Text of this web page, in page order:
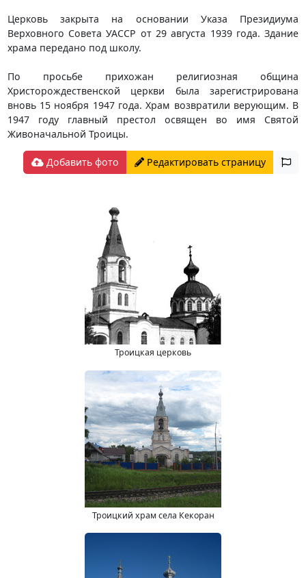
Церковь закрыта на основании Указа Президиума
Верховного Совета УАССР от 29 августа 1939 года. Здание
храма передано под школу.
По просьбе прихожан религиозная община
Христорождественской церкви была зарегистрирована
вновь 15 ноября 1947 года. Храм возвратили верующим. В
1947 году главный престол освящен во имя Святой
Живоначальной Троицы.
Добавить фото Редактировать страницу
Троицкая церковь
Троицкий храм села Кекоран